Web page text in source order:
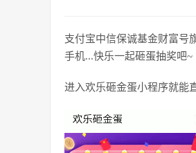
支付宝中信保诚基金财富号
手机...快乐一起砸蛋抽奖吧~
进入欢乐砸金蛋小程序就能